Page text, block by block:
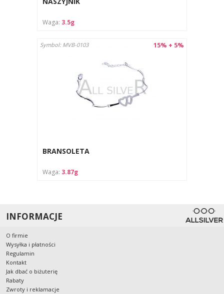
Unikaj kontaktu biżuterii z chemikaliami (np. perfumami,
Chronić przed wilgocią i przechowywać w suchym miejscu.
Instrukcja pielęgnacji:
Przechowywać w osobnym woreczku lub pudełku, aby
uniknąć zarysowań
Waga: 3.5g
15% + 5%
Symbol: MVB-0103
BRANSOLETA
Waga: 3.87g
INFORMACJE
O firmie
Wysyłka i płatności
Regulamin
Kontakt
Jak dbać o biżuterię
Rabaty
Zwroty i reklamacje